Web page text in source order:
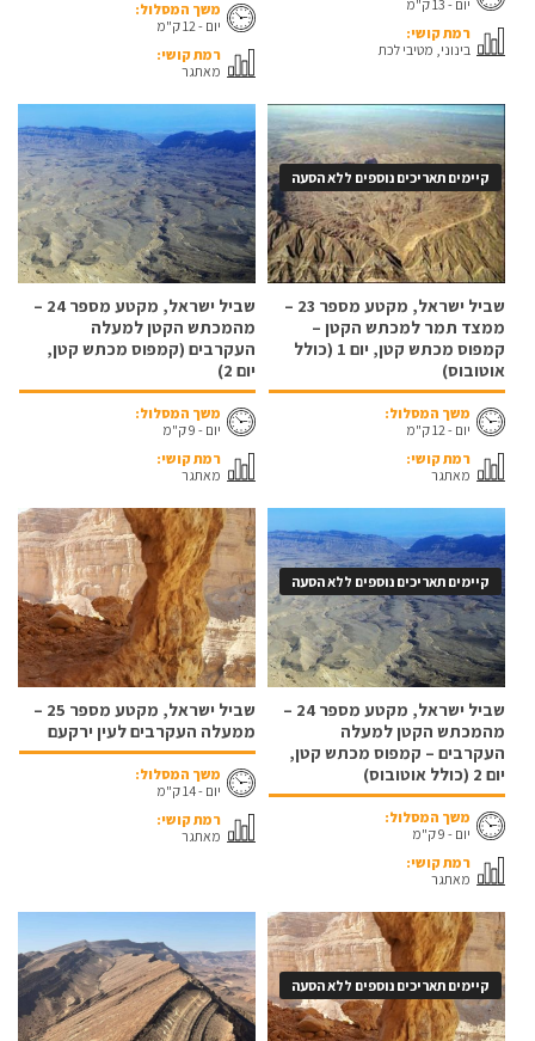
יום - 13 ק"מ
רמת קושי:
בינוני, מטיבי לכת
משך המסלול:
יום - 12 ק"מ
רמת קושי:
מאתגר
קיימים תאריכים נוספים ללא הסעה
שביל ישראל, מקטע מספר 23 –
ממצד תמר למכתש הקטן –
קמפוס מכתש קטן, יום 1 (כולל
אוטובוס)
משך המסלול:
יום - 12 ק"מ
רמת קושי:
מאתגר
שביל ישראל, מקטע מספר 24 –
מהמכתש הקטן למעלה
העקרבים (קמפוס מכתש קטן,
יום 2)
משך המסלול:
יום - 9 ק"מ
רמת קושי:
מאתגר
קיימים תאריכים נוספים ללא הסעה
שביל ישראל, מקטע מספר 24 –
מהמכתש הקטן למעלה
העקרבים – קמפוס מכתש קטן,
יום 2 (כולל אוטובוס)
משך המסלול:
יום - 9 ק"מ
רמת קושי:
מאתגר
שביל ישראל, מקטע מספר 25 –
ממעלה העקרבים לעין ירקעם
משך המסלול:
יום - 14 ק"מ
רמת קושי:
מאתגר
קיימים תאריכים נוספים ללא הסעה